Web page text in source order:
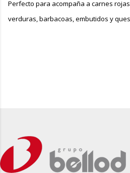
Perfecto para acompaña a carnes
verduras, barbacoas, embutidos y